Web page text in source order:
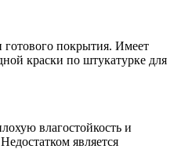
готового покрытия. Имеет
краски по штукатурке для
влагостойкость и
является